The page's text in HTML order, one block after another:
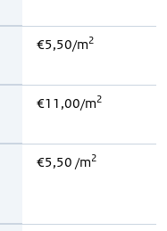
€5,50/m2
€11,00/m2
€5,50 /m2